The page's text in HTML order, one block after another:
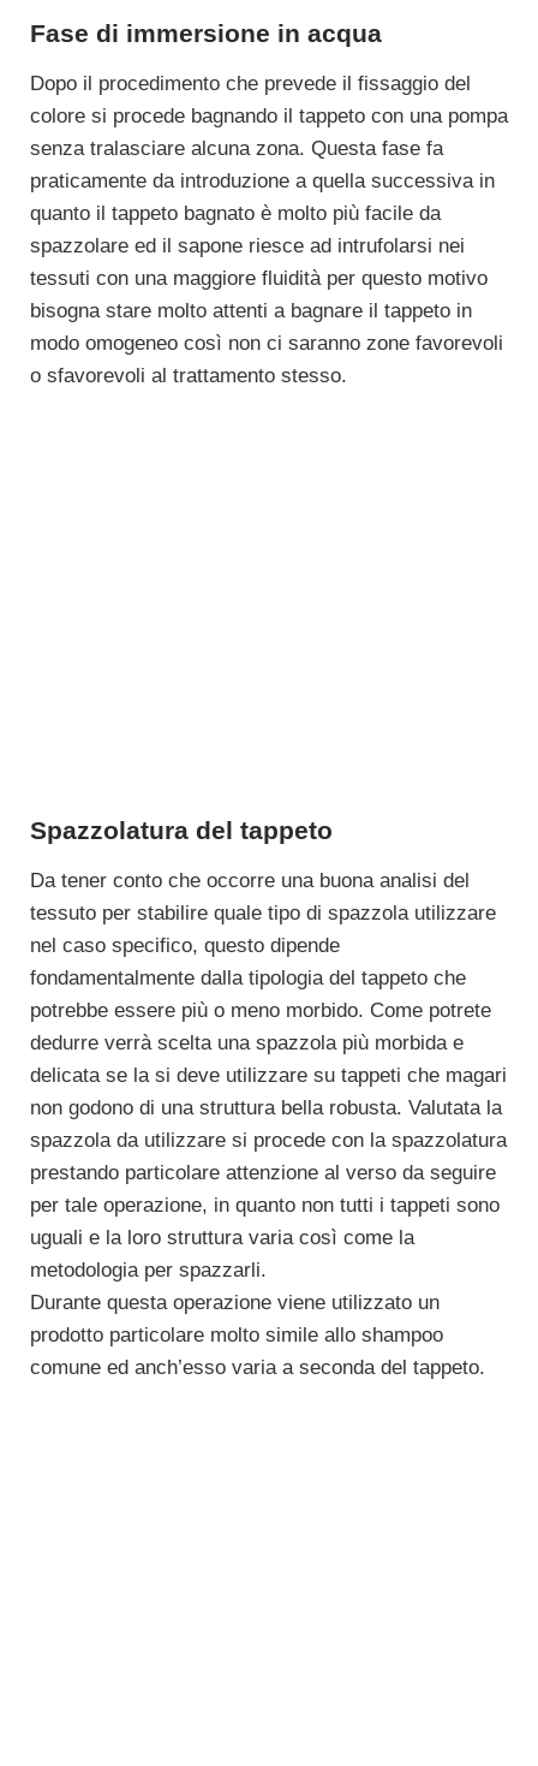
Fase di immersione in acqua
Dopo il procedimento che prevede il fissaggio del
colore si procede bagnando il tappeto con una pompa
senza tralasciare alcuna zona. Questa fase fa
praticamente da introduzione a quella successiva in
quanto il tappeto bagnato è molto più facile da
spazzolare ed il sapone riesce ad intrufolarsi nei
tessuti con una maggiore fluidità per questo motivo
bisogna stare molto attenti a bagnare il tappeto in
modo omogeneo così non ci saranno zone favorevoli
o sfavorevoli al trattamento stesso.
Spazzolatura del tappeto
Da tener conto che occorre una buona analisi del
tessuto per stabilire quale tipo di spazzola utilizzare
nel caso specifico, questo dipende
fondamentalmente dalla tipologia del tappeto che
potrebbe essere più o meno morbido. Come potrete
dedurre verrà scelta una spazzola più morbida e
delicata se la si deve utilizzare su tappeti che magari
non godono di una struttura bella robusta. Valutata la
spazzola da utilizzare si procede con la spazzolatura
prestando particolare attenzione al verso da seguire
per tale operazione, in quanto non tutti i tappeti sono
uguali e la loro struttura varia così come la
metodologia per spazzarli.
Durante questa operazione viene utilizzato un
prodotto particolare molto simile allo shampoo
comune ed anch’esso varia a seconda del tappeto.